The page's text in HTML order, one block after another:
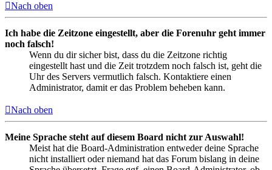
Nach oben
Ich habe die Zeitzone eingestellt, aber die Forenuhr geht immer
noch falsch!
Wenn du dir sicher bist, dass du die Zeitzone richtig
eingestellt hast und die Zeit trotzdem noch falsch ist, geht die
Uhr des Servers vermutlich falsch. Kontaktiere einen
Administrator, damit er das Problem beheben kann.
Nach oben
Meine Sprache steht auf diesem Board nicht zur Auswahl!
Meist hat die Board-Administration entweder deine Sprache
nicht installiert oder niemand hat das Forum bislang in deine